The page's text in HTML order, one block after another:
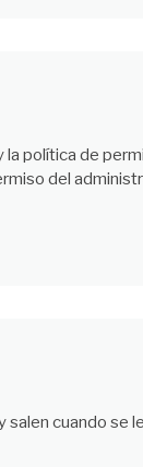
la política de
del
cuando se